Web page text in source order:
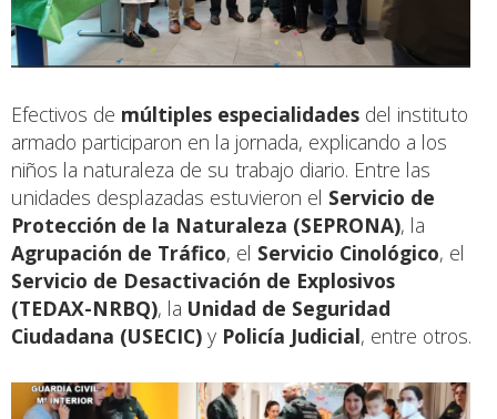
Efectivos de múltiples especialidades del instituto
armado participaron en la jornada, explicando a los
niños la naturaleza de su trabajo diario. Entre las
unidades desplazadas estuvieron el Servicio de
Protección de la Naturaleza (SEPRONA), la
Agrupación de Tráfico, el Servicio Cinológico, el
Servicio de Desactivación de Explosivos
(TEDAX-NRBQ), la Unidad de Seguridad
Ciudadana (USECIC) y Policía Judicial, entre otros.